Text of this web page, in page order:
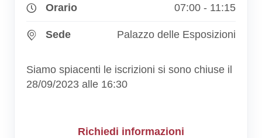
Orario 07:00 - 11:15
Sede Palazzo delle Esposizioni
Siamo spiacenti le iscrizioni si sono chiuse il
28/09/2023 alle 16:30
Richiedi informazioni